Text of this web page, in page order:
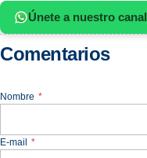
Únete a nuestro canal
Comentarios
Nombre *
E-mail *